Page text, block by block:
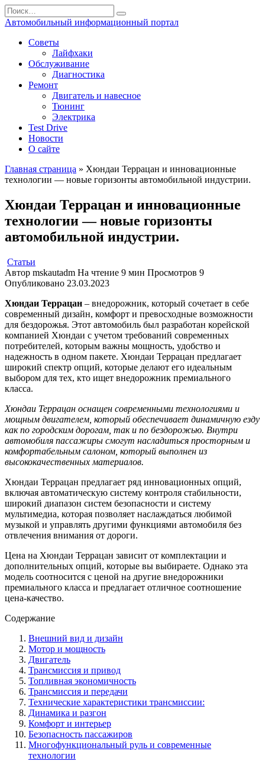
Перейти
к
Search
for:
Автомобильный информационный портал
Советы
Лайфхаки
Обслуживание
Диагностика
Ремонт
Двигатель и навесное
Тюнинг
Электрика
Test Drive
Новости
О сайте
Главная страница » Хюндаи Террацан и инновационные
технологии — новые горизонты автомобильной индустрии.
Хюндаи Террацан и инновационные
технологии — новые горизонты
автомобильной индустрии.
Статьи
Автор mskautadm На чтение 9 мин Просмотров 9
Опубликовано 23.03.2023
Хюндаи Террацан – внедорожник, который сочетает в себе
современный дизайн, комфорт и превосходные возможности
для бездорожья. Этот автомобиль был разработан корейской
компанией Хюндаи с учетом требований современных
потребителей, которым важны мощность, удобство и
надежность в одном пакете. Хюндаи Террацан предлагает
широкий спектр опций, которые делают его идеальным
выбором для тех, кто ищет внедорожник премиального
класса.
Хюндаи Террацан оснащен современными технологиями и
мощным двигателем, который обеспечивает динамичную езду
как по городским дорогам, так и по бездорожью. Внутри
автомобиля пассажиры смогут насладиться просторным и
комфортабельным салоном, который выполнен из
высококачественных материалов.
Хюндаи Террацан предлагает ряд инновационных опций,
включая автоматическую систему контроля стабильности,
широкий диапазон систем безопасности и систему
мультимедиа, которая позволяет наслаждаться любимой
музыкой и управлять другими функциями автомобиля без
отвлечения внимания от дороги.
Цена на Хюндаи Террацан зависит от комплектации и
дополнительных опций, которые вы выбираете. Однако эта
модель соотносится с ценой на другие внедорожники
премиального класса и предлагает отличное соотношение
цена-качество.
Содержание
Внешний вид и дизайн
Мотор и мощность
Двигатель
Трансмиссия и привод
Топливная экономичность
Трансмиссия и передачи
Технические характеристики трансмиссии:
Динамика и разгон
Комфорт и интерьер
Безопасность пассажиров
Многофункциональный руль и современные
технологии